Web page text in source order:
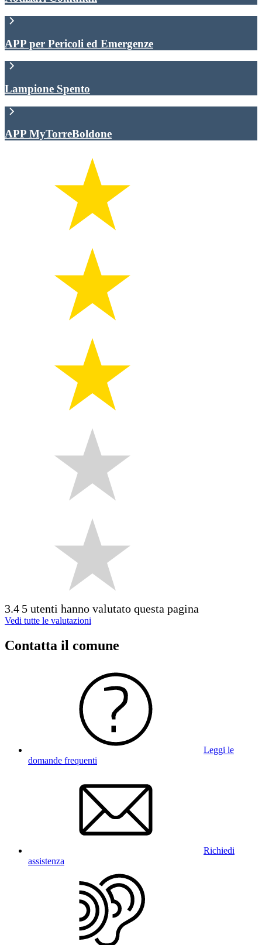
APP per Pericoli ed Emergenze
Lampione Spento
APP MyTorreBoldone
3.4 5 utenti hanno valutato questa pagina
Vedi tutte le valutazioni
Contatta il comune
Leggi le
domande frequenti
Richiedi
assistenza